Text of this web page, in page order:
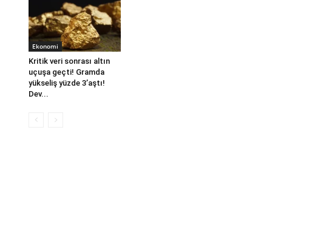
Ekonomi
Kritik veri sonrası altın
uçuşa geçti! Gramda
yükseliş yüzde 3’aştı!
Dev...